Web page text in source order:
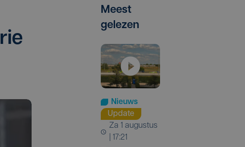
Meest
gelezen
Nieuws
Update
za 1 augustus
| 17:21